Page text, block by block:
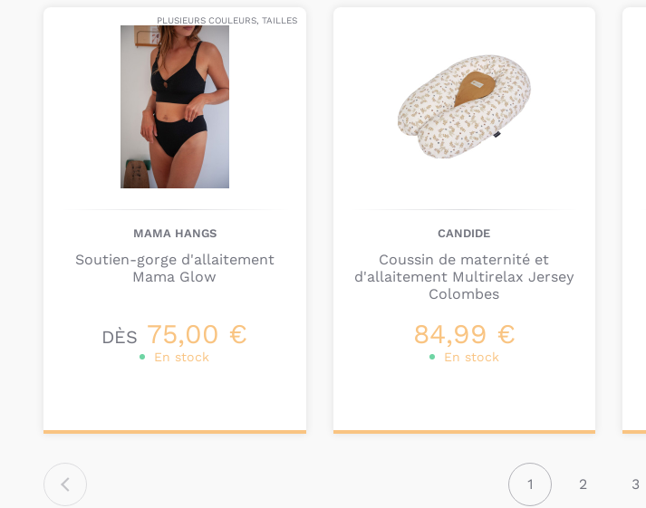
PLUSIEURS COULEURS, TAILLES
MAMA HANGS
Soutien-gorge d'allaitement
Mama Glow
DÈS 75,00 €
En stock
CANDIDE
Coussin de maternité et
d'allaitement Multirelax Jersey
Colombes
84,99 €
En stock
1
2 3